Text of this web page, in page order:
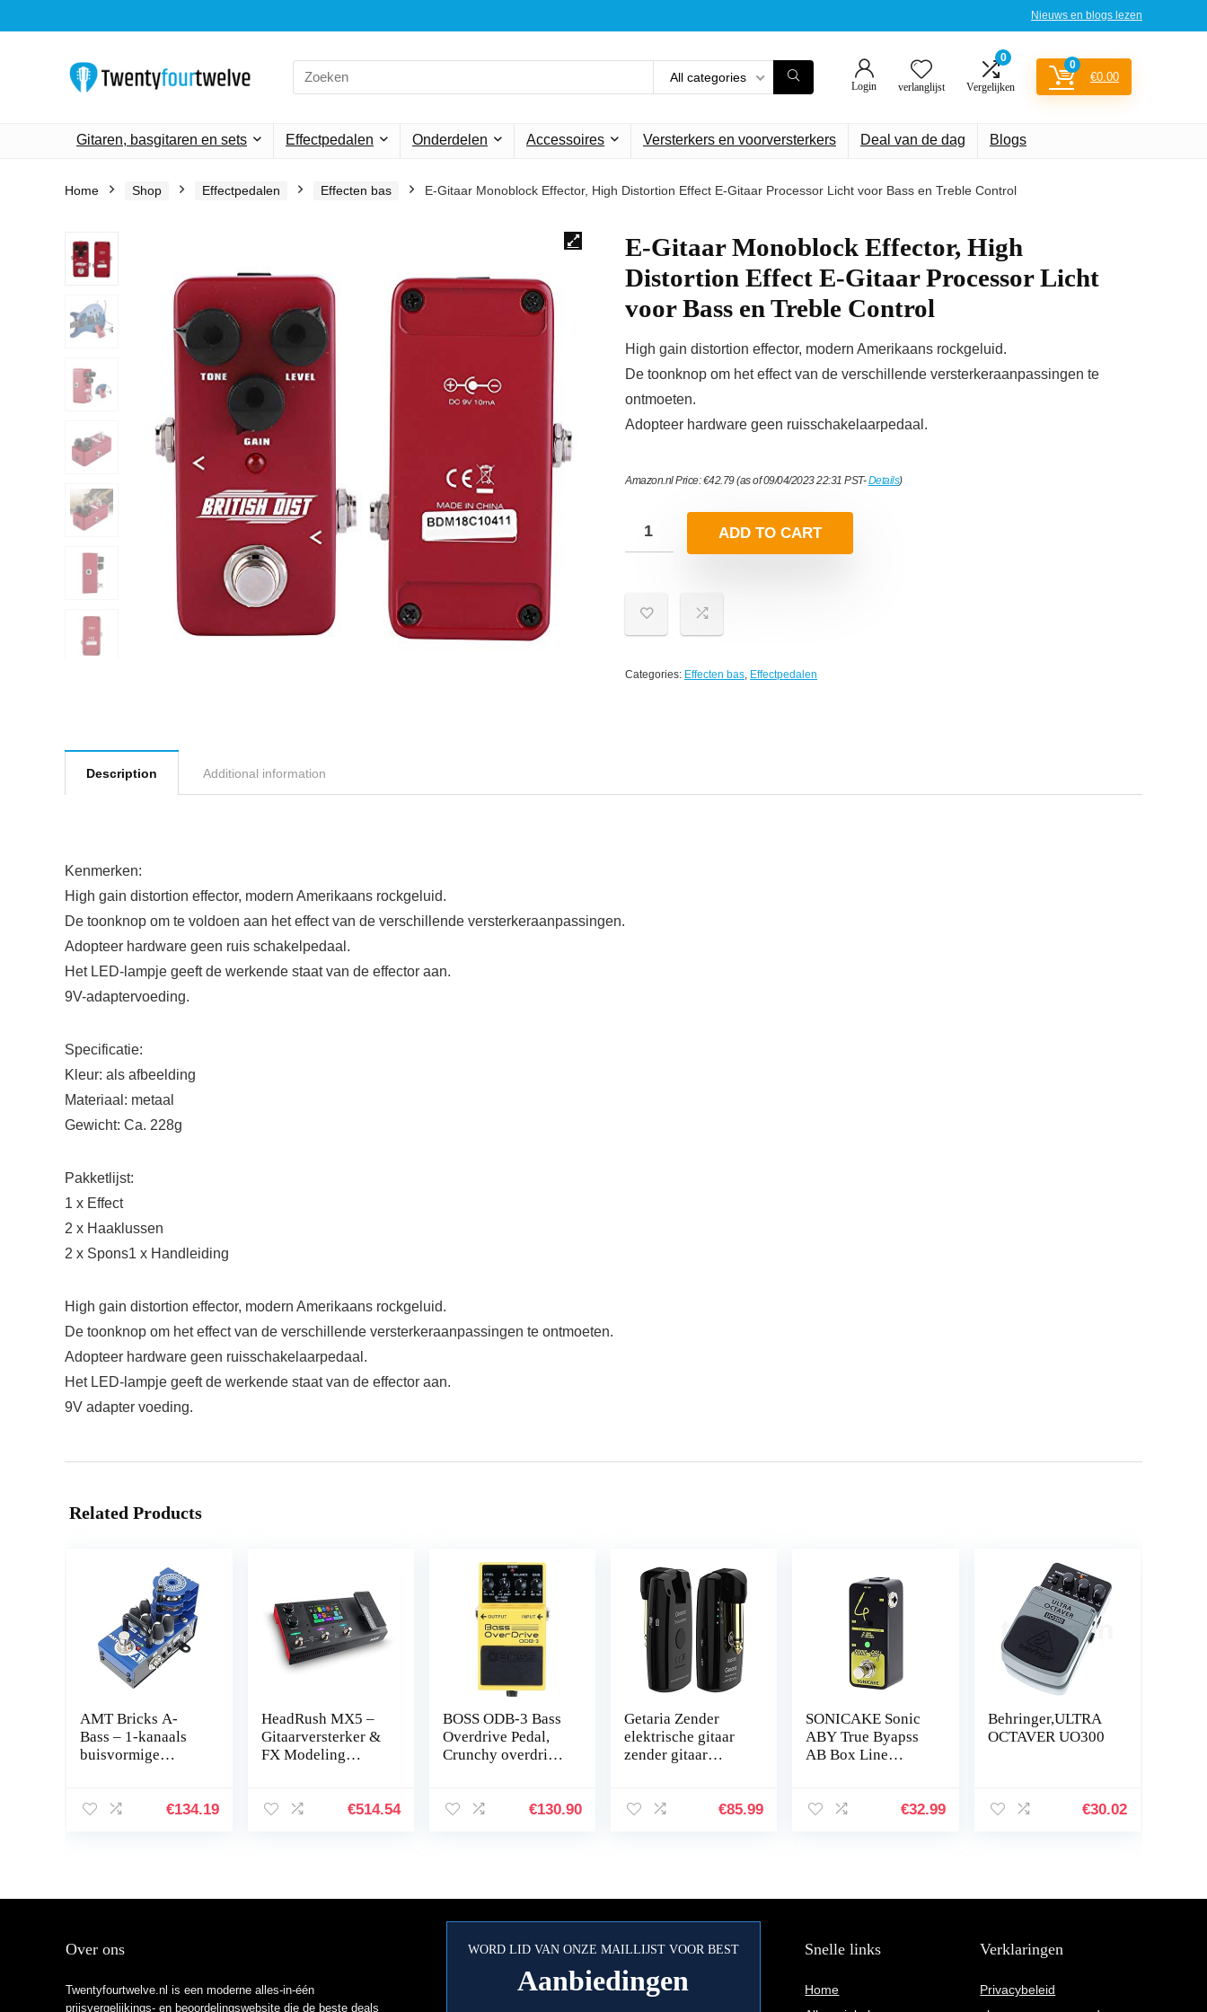
Nieuws en blogs lezen
Search
for:
All categories
Login verlanglijst
0
Vergelijken
0
€0.00
Gitaren, basgitaren en sets Effectpedalen Onderdelen Accessoires Versterkers en voorversterkers Deal van de dag Blogs
Home Shop Effectpedalen Effecten bas E-Gitaar Monoblock Effector, High Distortion Effect E-Gitaar Processor Licht voor Bass en Treble Control
E-Gitaar Monoblock Effector, High
Distortion Effect E-Gitaar Processor Licht
voor Bass en Treble Control
High gain distortion effector, modern Amerikaans rockgeluid.
De toonknop om het effect van de verschillende versterkeraanpassingen te
ontmoeten.
Adopteer hardware geen ruisschakelaarpedaal.
Amazon.nl Price:€42.79(as of 09/04/2023 22:31 PST-Details)
ADD TO CART
Categories: Effecten bas Effectpedalen
Description Additional information
Kenmerken:
High gain distortion effector, modern Amerikaans rockgeluid.
De toonknop om te voldoen aan het effect van de verschillende versterkeraanpassingen.
Adopteer hardware geen ruis schakelpedaal.
Het LED-lampje geeft de werkende staat van de effector aan.
9V-adaptervoeding.
Specificatie:
Kleur: als afbeelding
Materiaal: metaal
Gewicht: Ca. 228g
Pakketlijst:
1 x Effect
2 x Haaklussen
2 x Spons1 x Handleiding
High gain distortion effector, modern Amerikaans rockgeluid.
De toonknop om het effect van de verschillende versterkeraanpassingen te ontmoeten.
Adopteer hardware geen ruisschakelaarpedaal.
Het LED-lampje geeft de werkende staat van de effector aan.
9V adapter voeding.
Related Products
AMT Bricks A-
Bass – 1-kanaals
buisvormige
(Alembic emulate)
€134.19
HeadRush MX5 –
Gitaarversterker &
FX Modeling
Display,
bassisten
€514.54
BOSS ODB-3 Bass
Overdrive Pedal,
Crunchy overdrive-
€130.90
Getaria Zender
elektrische gitaar
zender gitaar
voor elektrische
€85.99
SONICAKE Sonic
ABY True Byapss
AB Box Line
€32.99
Behringer,ULTRA
OCTAVER UO300
€30.02
Over ons
Twentyfourtwelve.nl is een moderne alles-in-één
prijsvergelijkings- en beoordelingswebsite die de beste deals
WORD LID VAN ONZE MAILLIJST VOOR BEST
Aanbiedingen
Snelle links
Home
Verklaringen
Privacybeleid